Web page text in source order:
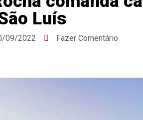
Luís
09/2022 Fazer Comentário